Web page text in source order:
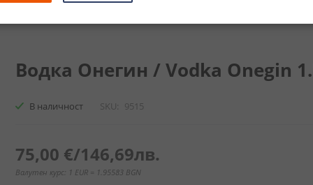
Водка Онегин / Vodka Onegin
В наличност SKU 9515
75,00 €/146,69лв.
Валутен курс: 1 EUR = 1.95583 BGN